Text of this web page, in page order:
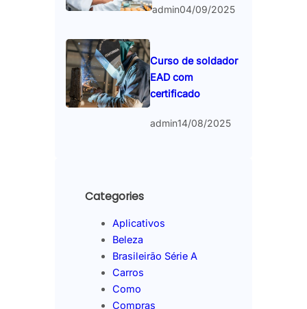
admin04/09/2025
Curso de soldador
EAD com
certificado
admin14/08/2025
Categories
Aplicativos
Beleza
Brasileirão Série A
Carros
Como
Compras